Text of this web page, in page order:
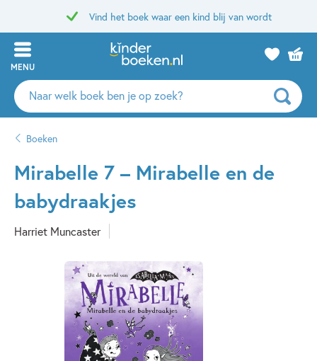
Vind het boek waar een kind blij van wordt
MENU
Zoeken
naar
auteurs
uitgevers
Boeken
Mirabelle 7 – Mirabelle en de
babydraakjes
Harriet Muncaster